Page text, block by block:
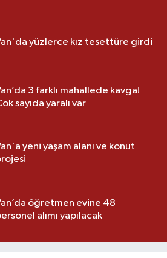
yüzlerce kız tesettüre girdi
3 farklı mahallede kavga!
sayıda yaralı var
yeni yaşam alanı ve konut
öğretmen evine 48
alımı yapılacak